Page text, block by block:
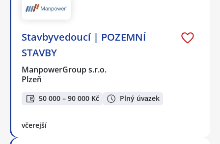
Stavbyvedoucí | POZEMNÍ
STAVBY
ManpowerGroup s.r.o.
Plzeň
50 000 – 90 000 Kč Plný úvazek
včerejší